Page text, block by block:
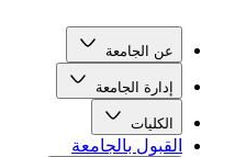
عن الجامعة
إدارة الجامعة
الكليات
القبول بالجامعة